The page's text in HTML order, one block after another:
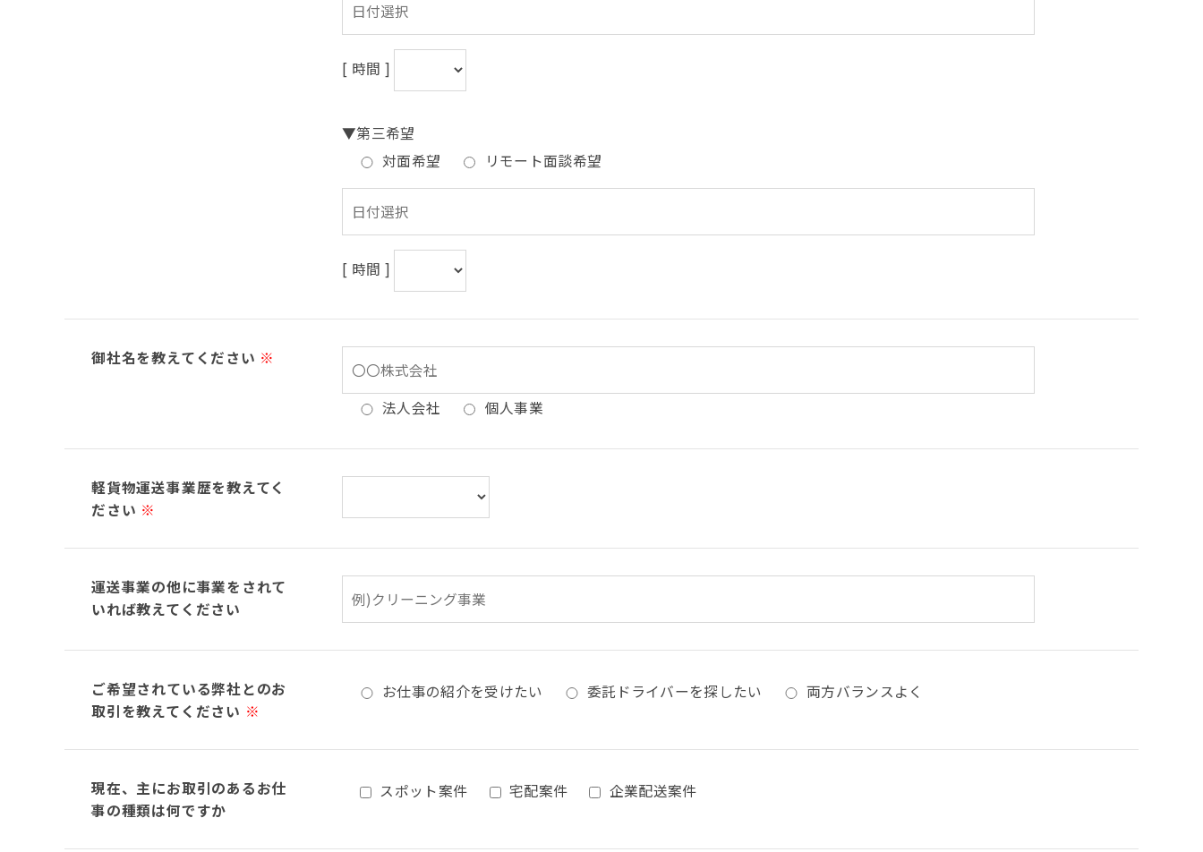
[ 時間 ]
▼第三希望
対面希望
リモート面談希望
[ 時間 ]
御社名を教えてください ※
法人会社 個人事業
軽貨物運送事業歴を教えてく
ださい ※
運送事業の他に事業をされて
いれば教えてください
ご希望されている弊社とのお
取引を教えてください ※
お仕事の紹介を受けたい 委託ドライバーを探したい 両方バランスよく
現在、主にお取引のあるお仕
事の種類は何ですか
スポット案件 宅配案件 企業配送案件